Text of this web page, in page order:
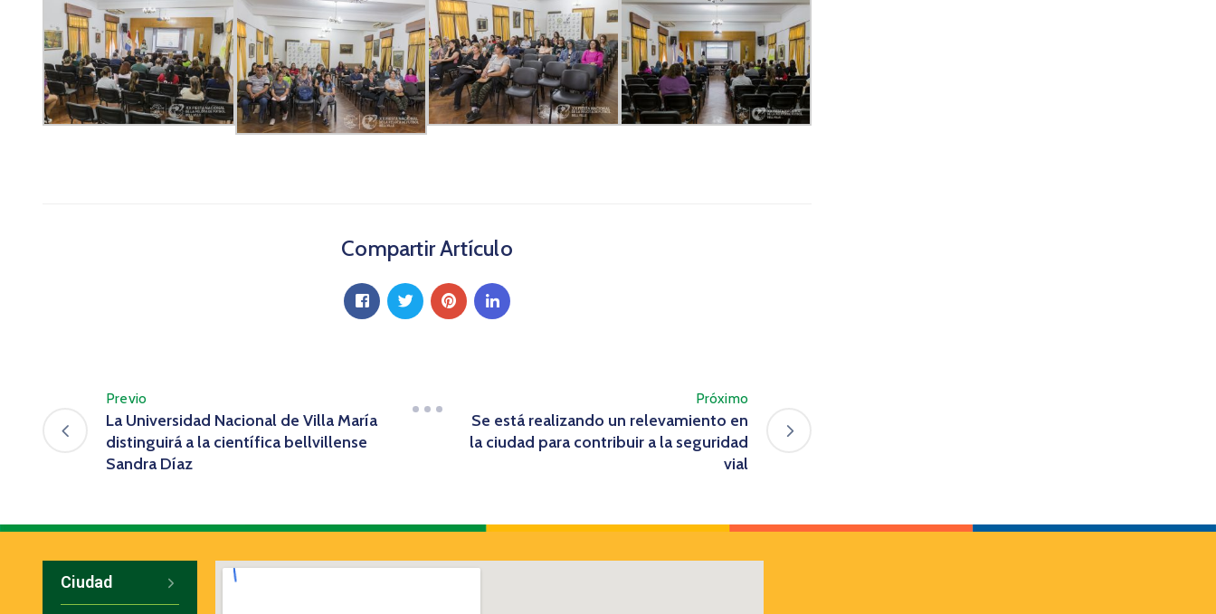
Compartir Artículo
Previo
La Universidad Nacional de Villa María
distinguirá a la científica bellvillense
Sandra Díaz
Próximo
Se está realizando un relevamiento en
la ciudad para contribuir a la seguridad
vial
Ciudad